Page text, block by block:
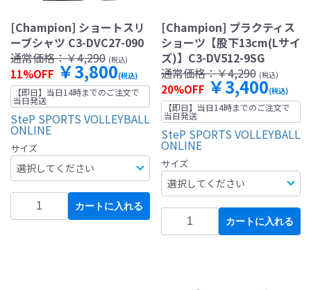
[Champion] ショートスリ
ーブシャツ C3-DVC27-090
通常価格：￥4,290 (税込)
11%OFF ￥3,800(税込)
【即日】当日14時までのご注文で
当日発送
SteP SPORTS VOLLEYBALL
ONLINE
サイズ
カートに入れる
[Champion] プラクティス
ショーツ【股下13cm(Lサイ
ズ)】C3-DV512-9SG
通常価格：￥4,290 (税込)
20%OFF ￥3,400(税込)
【即日】当日14時までのご注文で
当日発送
SteP SPORTS VOLLEYBALL
ONLINE
サイズ
カートに入れる